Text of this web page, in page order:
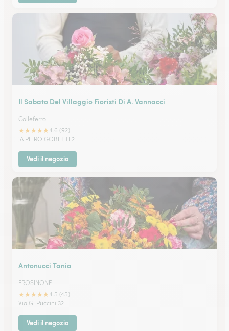
Il Sabato Del Villaggio Fioristi Di A. Vannacci
Colleferro
★★★★★4.6 (92)
IA PIERO GOBETTI 2
Vedi il negozio
Antonucci Tania
FROSINONE
★★★★★4.5 (45)
Via G. Puccini 32
Vedi il negozio